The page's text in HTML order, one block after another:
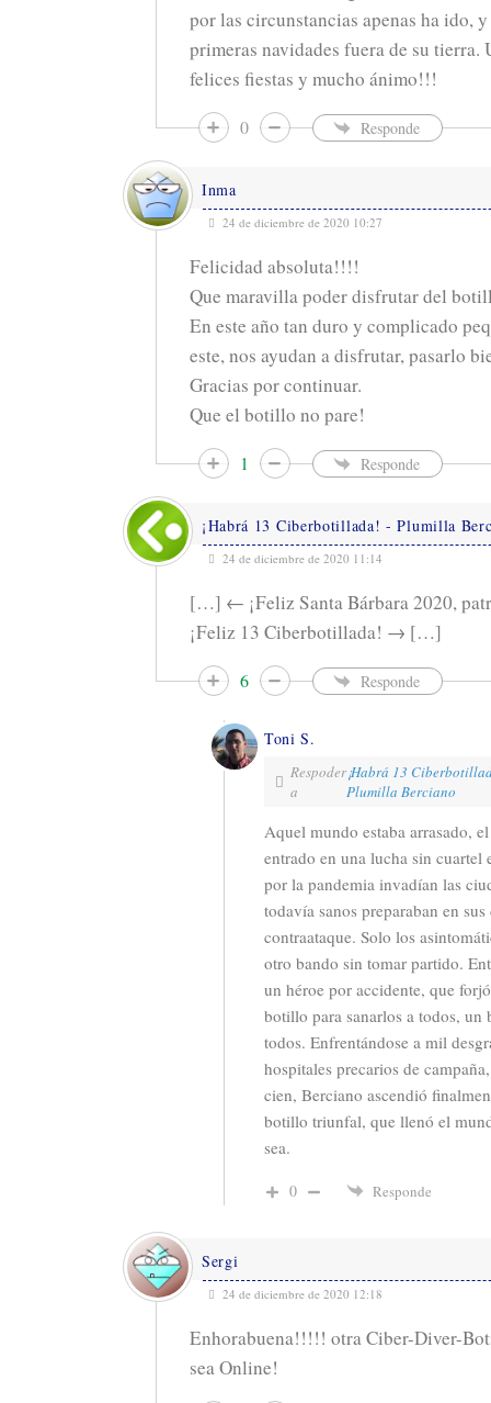
por las circunstancias apenas ha ido, y
primeras navidades fuera de su tierra.
felices fiestas y mucho ánimo!!!
0 Responde
Inma
24 de diciembre de 2020 10:27
Felicidad absoluta!!!!
Que maravilla poder disfrutar del
En este año tan duro y complicado
este, nos ayudan a disfrutar, pasarlo
Gracias por continuar.
Que el botillo no pare!
1 Responde
¡Habrá 13 Ciberbotillada! - Plumilla
24 de diciembre de 2020 11:14
[…] ← ¡Feliz Santa Bárbara 2020,
¡Feliz 13 Ciberbotillada! → […]
6 Responde
Toni S.
Respoder
a
¡Habrá 13
Plumilla Berciano
Aquel mundo estaba arrasado,
entrado en una lucha sin cuartel
por la pandemia invadían las
todavía sanos preparaban en
contraataque. Solo los
otro bando sin tomar partido.
un héroe por accidente, que
botillo para sanarlos a todos,
todos. Enfrentándose a mil
hospitales precarios de
cien, Berciano ascendió
botillo triunfal, que llenó el
sea.
0 Responde
Sergi
24 de diciembre de 2020 12:18
Enhorabuena!!!!! otra Ciber-Diver-
sea Online!